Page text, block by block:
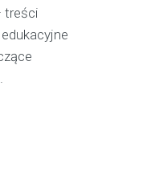
treści